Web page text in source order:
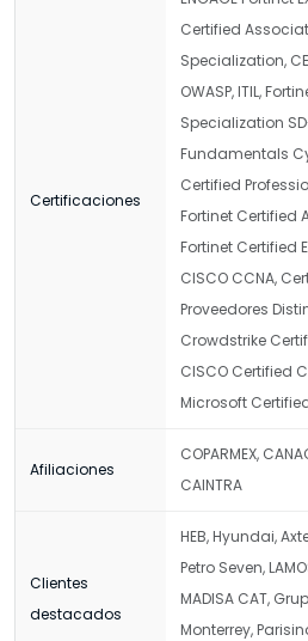
Certificaciones
Certified
Specialization,
OWASP, ITIL,
Specialization
Fundamentals
Certified
Fortinet Certified
Fortinet Certified
CISCO CCNA,
Proveedores
Crowdstrike
CISCO Certified
Microsoft
Afiliaciones
COPARMEX,
CAINTRA
Clientes
destacados
HEB, Hyundai,
Petro Seven,
MADISA CAT,
Monterrey,